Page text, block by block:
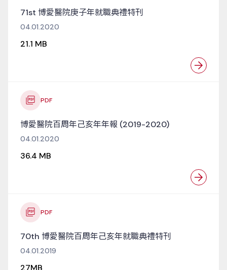
71st 博愛醫院庚子年就職典禮特刊
04.01.2020
21.1 MB
PDF
博愛醫院百周年己亥年年報 (2019-2020)
04.01.2020
36.4 MB
PDF
70th 博愛醫院百周年己亥年就職典禮特刊
04.01.2019